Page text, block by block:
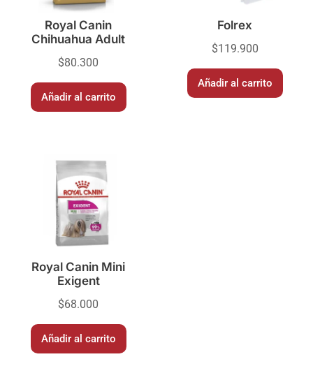
Royal Canin
Chihuahua Adult
$80.300
Añadir al carrito
Folrex
$119.900
Añadir al carrito
Royal Canin Mini
Exigent
$68.000
Añadir al carrito